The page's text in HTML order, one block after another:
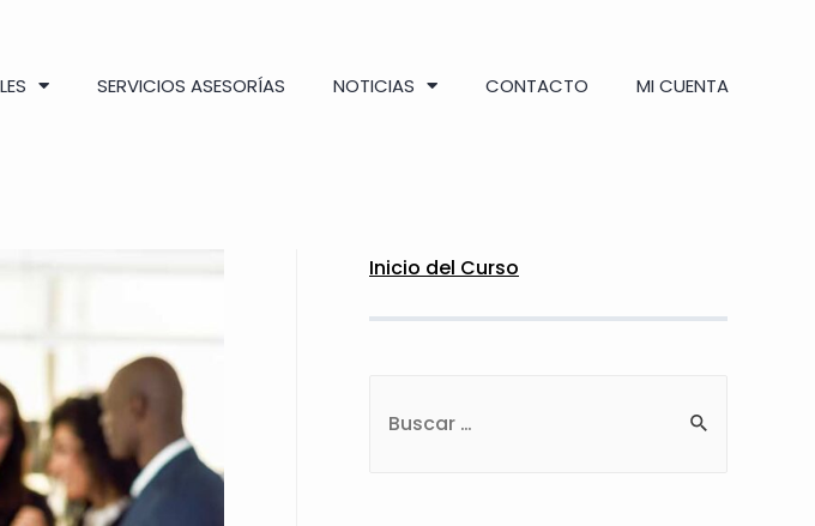
SERVICIOS ASESORÍAS NOTICIAS CONTACTO MI CUENTA
Inicio del Curso